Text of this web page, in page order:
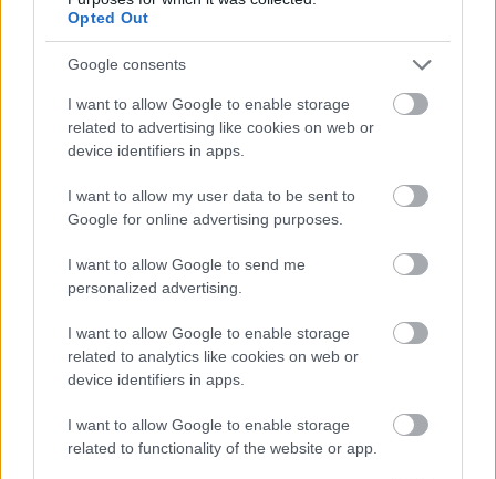
Opted Out
Google consents
I want to allow Google to enable storage
related to advertising like cookies on web or
device identifiers in apps.
I want to allow my user data to be sent to
Google for online advertising purposes.
I want to allow Google to send me
personalized advertising.
I want to allow Google to enable storage
related to analytics like cookies on web or
device identifiers in apps.
I want to allow Google to enable storage
related to functionality of the website or app.